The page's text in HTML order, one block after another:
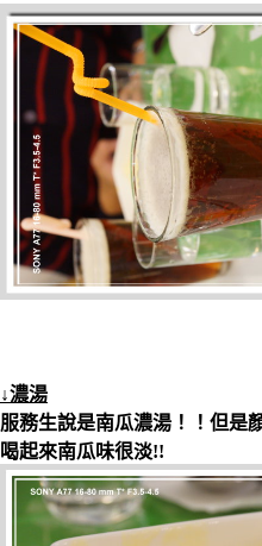
↓濃湯
服務生說是南瓜濃湯！！但是
喝起來南瓜味很淡!!